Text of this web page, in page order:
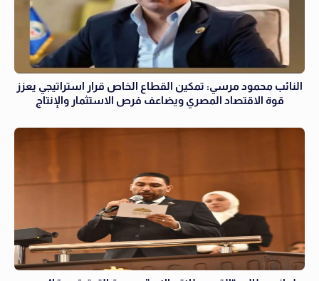
النائب محمود مرسي: تمكين القطاع الخاص قرار استراتيجي يعزز
قوة الاقتصاد المصري ويضاعف فرص الاستثمار والإنتاج